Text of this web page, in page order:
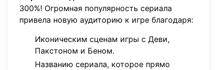
300%! Огромная популярность сериала
привела новую аудиторию к игре благодаря:
Иконическим сценам игры с Деви,
Пакстоном и Беном.
Названию сериала, которое прямо